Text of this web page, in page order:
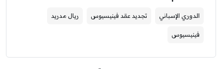
الدوري الإسباني تجديد عقد فينيسيوس ريال مدريد
فينيسيوس